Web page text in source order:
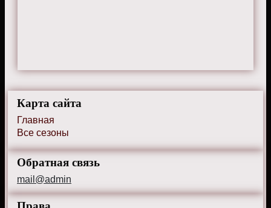
Карта сайта
Главная
Все сезоны
Обратная связь
mail@admin